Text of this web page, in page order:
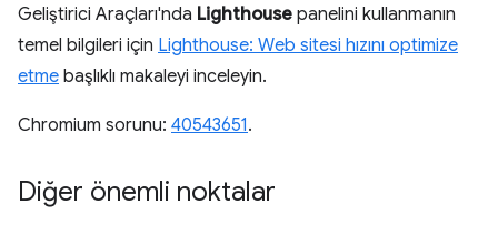
Geliştirici Araçları'nda Lighthouse panelini kullanmanın
temel bilgileri için Lighthouse: Web sitesi hızını optimize
etme başlıklı makaleyi inceleyin.
Chromium sorunu: 40543651.
Diğer önemli noktalar